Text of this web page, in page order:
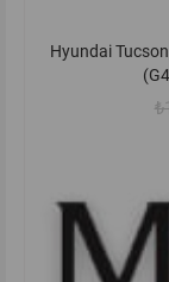
Hyundai